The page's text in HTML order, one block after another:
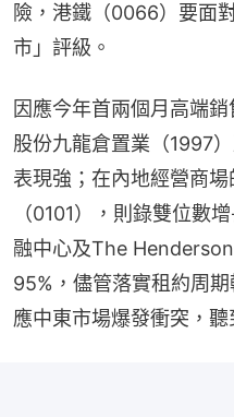
險，港鐵（0066）要面
市」評級。
因應今年首兩個月高端
股份九龍倉置業（1997
表現強；在內地經營商
（0101），則錄雙位數
融中心及The
95%，儘管落實租約周
應中東市場爆發衝突，